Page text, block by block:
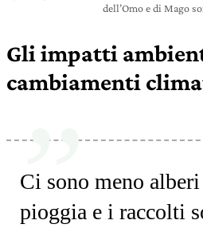
dell’Omo e di Mago
Gli impatti
cambiamenti
Ci sono meno
pioggia e i raccolti